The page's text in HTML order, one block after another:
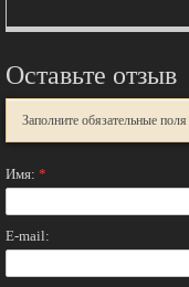
Оставьте отзыв
Заполните обязательные поля
Имя: *
E-mail: